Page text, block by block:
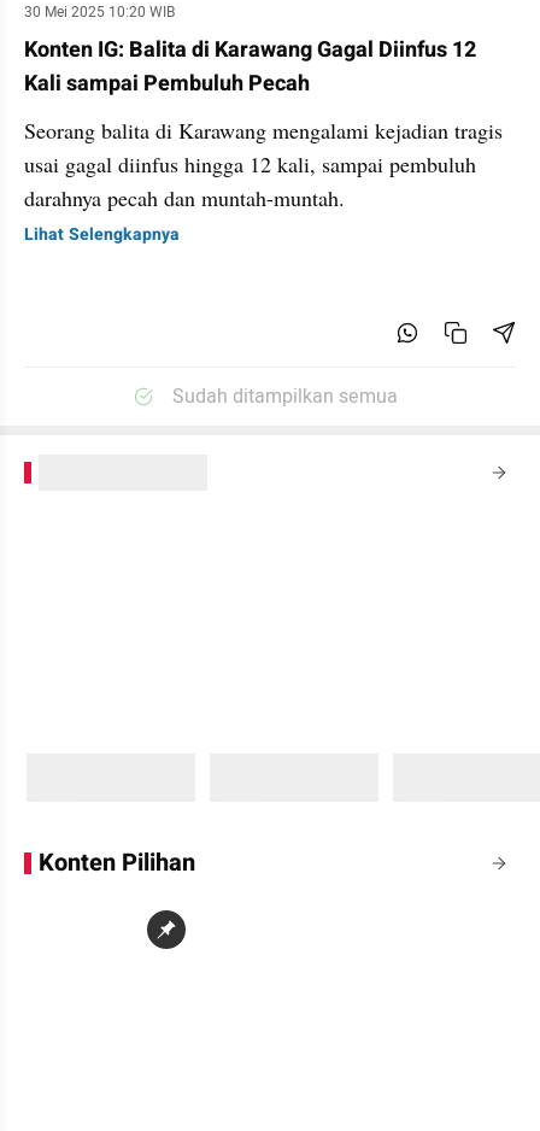
30 Mei 2025 10:20 WIB
Konten IG: Balita di Karawang Gagal Diinfus 12
Kali sampai Pembuluh Pecah
Seorang balita di Karawang mengalami kejadian tragis
usai gagal diinfus hingga 12 kali, sampai pembuluh
darahnya pecah dan muntah-muntah.
Lihat Selengkapnya
Sudah ditampilkan semua
Konten Pilihan